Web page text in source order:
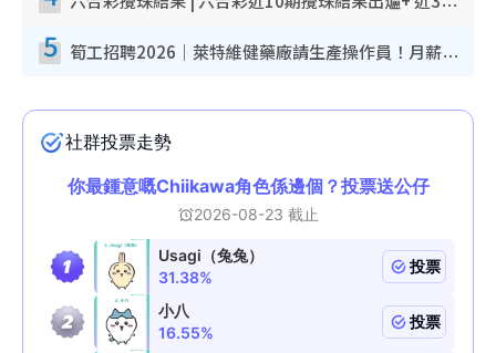
5 筍工招聘2026｜萊特維健藥廠請生產操作員！月薪高達$1.7萬 冷氣廠房/五天工作/保證雙糧